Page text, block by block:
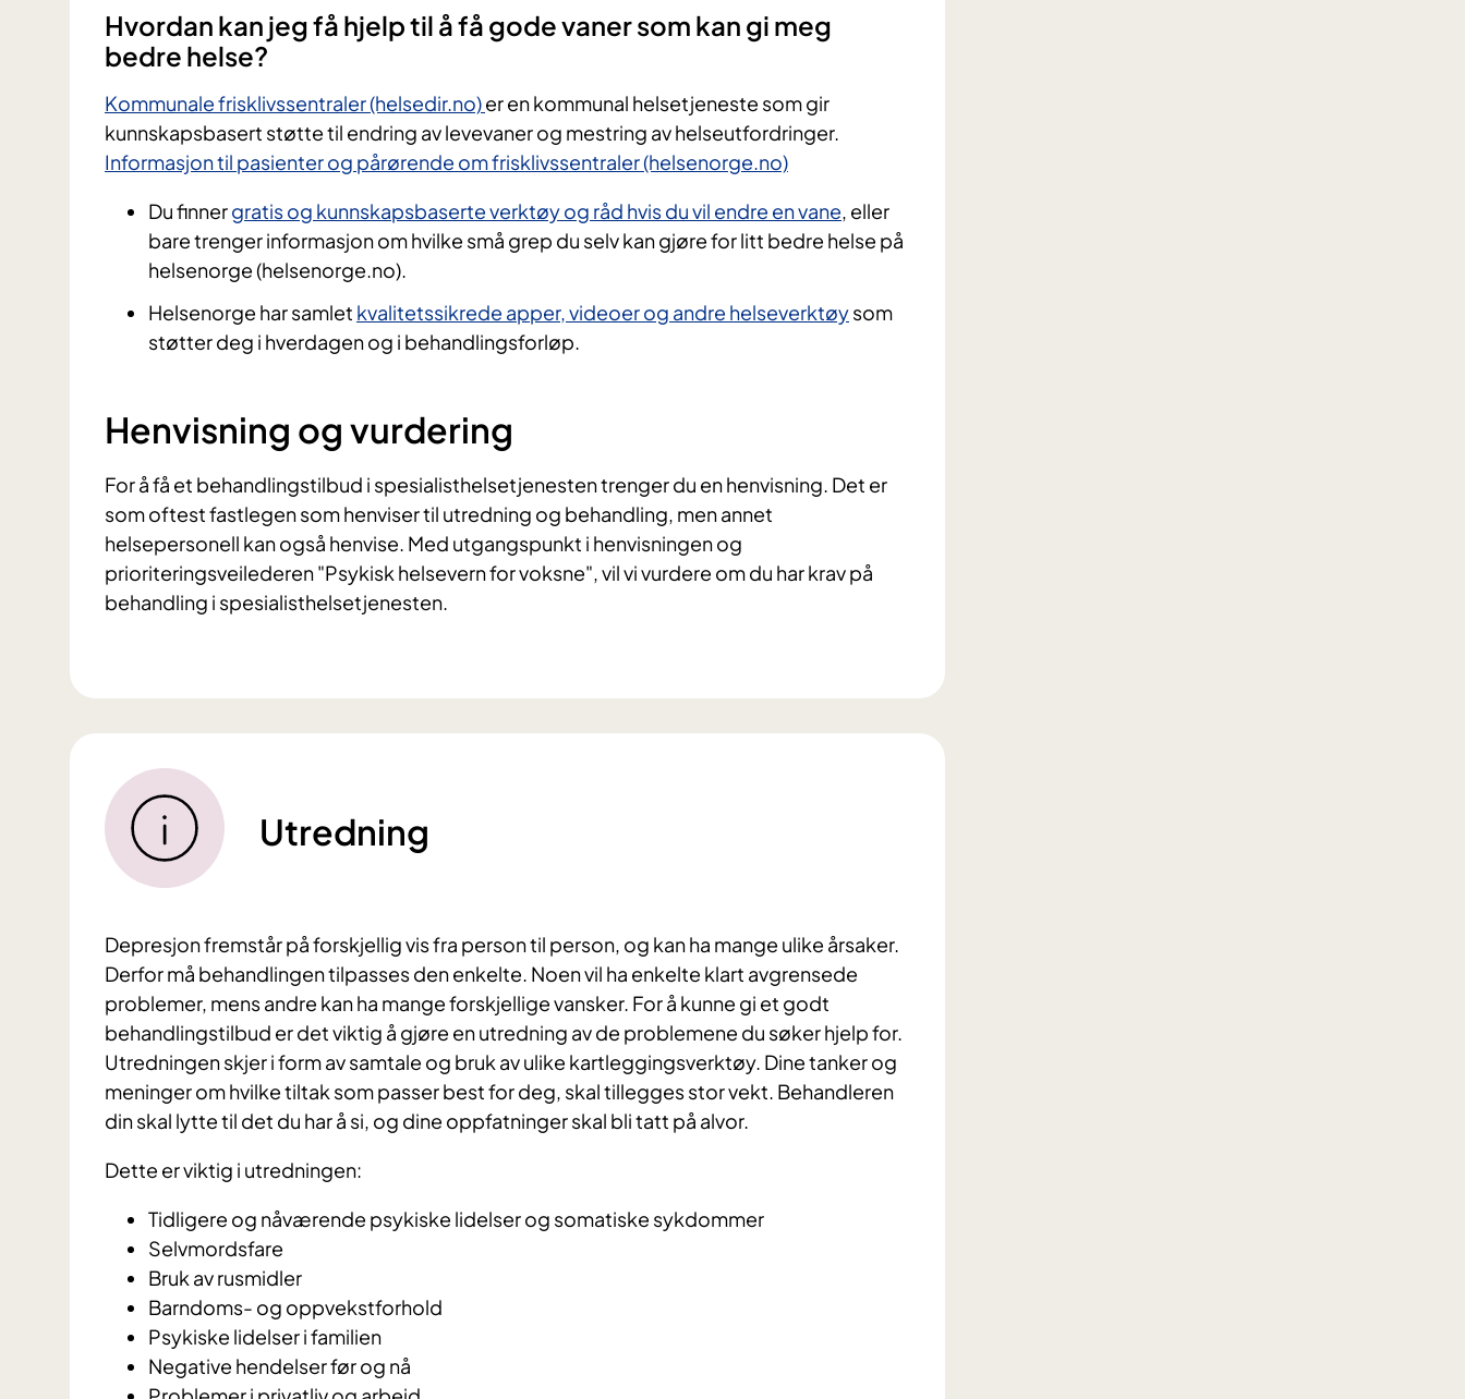
Hvordan kan jeg få hjelp til å få gode vaner som kan gi meg
bedre helse?
Kommunale frisklivssentraler (helsedir.no)er en kommunal helsetjeneste som gir
kunnskapsbasert støtte til endring av levevaner og mestring av helseutfordringer.
Informasjon til pasienter og pårørende om frisklivssentraler (helsenorge.no)
Du finnergratis og kunnskapsbaserte verktøy og råd hvis du vil endre en vane, eller
bare trenger informasjon om hvilke små grep du selv kan gjøre for litt bedre helse på
helsenorge (helsenorge.no).
Helsenorge har samlet kvalitetssikrede apper, videoer og andre helseverktøysom
støtter deg i hverdagen og i behandlingsforløp.
Henvisning og vurdering
For å få et behandlingstilbud i spesialisthelsetjenesten trenger du en henvisning. Det er
som oftest fastlegen som henviser til utredning og behandling, men annet
helsepersonell kan også henvise. Med utgangspunkt i henvisningen og
prioriteringsveilederen "Psykisk helsevern for voksne", vil vi vurdere om du har krav på
behandling i spesialisthelsetjenesten.
Utredning
Depresjon fremstår på forskjellig vis fra person til person, og kan ha mange ulike årsaker.
Derfor må behandlingen tilpasses den enkelte. Noen vil ha enkelte klart avgrensede
problemer, mens andre kan ha mange forskjellige vansker. For å kunne gi et godt
behandlingstilbud er det viktig å gjøre en utredning av de problemene du søker hjelp for.
Utredningen skjer i form av samtale og bruk av ulike kartleggingsverktøy. Dine tanker og
meninger om hvilke tiltak som passer best for deg, skal tillegges stor vekt. Behandleren
din skal lytte til det du har å si, og dine oppfatninger skal bli tatt på alvor.
Dette er viktig i utredningen:
Tidligere og nåværende psykiske lidelser og somatiske sykdommer
Selvmordsfare
Bruk av rusmidler
Barndoms- og oppvekstforhold
Psykiske lidelser i familien
Negative hendelser før og nå